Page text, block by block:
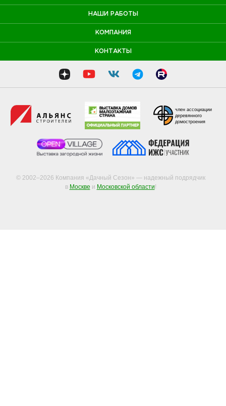
НАШИ РАБОТЫ
КОМПАНИЯ
КОНТАКТЫ
© 2002–2026 Компания «Дачный Сезон» — надежный подрядчик
в Москве и Московской области!
член ассоциации
деревянного
домостроения